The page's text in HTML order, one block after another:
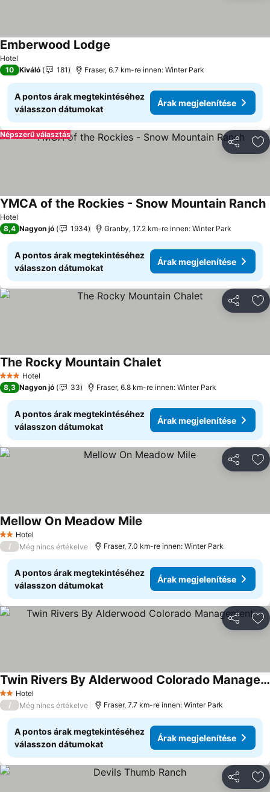
Hotel
Emberwood Lodge
10 Kiváló 181 Fraser, 6.7 km-re innen: Winter Park
A pontos árak megtekintéséhez
válasszon dátumokat
Árak megjelenítése
Népszerű választás
Hotel
YMCA of the Rockies - Snow Mountain Ranch
8,4 Nagyon jó 1934 Granby, 17.2 km-re innen: Winter Park
A pontos árak megtekintéséhez
válasszon dátumokat
Árak megjelenítése
3 Kategória
Hotel
The Rocky Mountain Chalet
8,3 Nagyon jó 33 Fraser, 6.8 km-re innen: Winter Park
A pontos árak megtekintéséhez
válasszon dátumokat
Árak megjelenítése
2 Kategória
Hotel
Mellow On Meadow Mile
/ Még nincs értékelve Fraser, 7.0 km-re innen: Winter Park
A pontos árak megtekintéséhez
válasszon dátumokat
Árak megjelenítése
2 Kategória
Hotel
Twin Rivers By Alderwood Colorado Management
Árak megjelenítése
/ Még nincs értékelve Fraser, 7.7 km-re innen: Winter Park
A pontos árak megtekintéséhez
válasszon dátumokat
Árak megjelenítése